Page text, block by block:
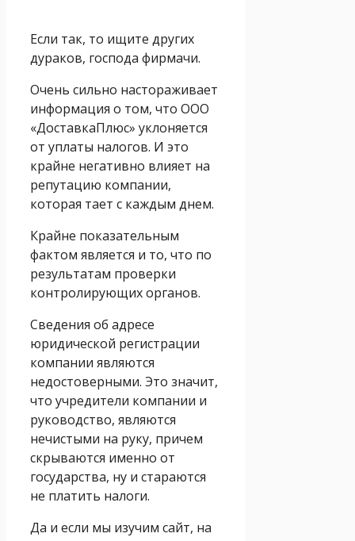
Если так, то ищите других
дураков, господа фирмачи.
Очень сильно настораживает
информация о том, что ООО
«ДоставкаПлюс» уклоняется
от уплаты налогов. И это
крайне негативно влияет на
репутацию компании,
которая тает с каждым днем.
Крайне показательным
фактом является и то, что по
результатам проверки
контролирующих органов.
Сведения об адресе
юридической регистрации
компании являются
недостоверными. Это значит,
что учредители компании и
руководство, являются
нечистыми на руку, причем
скрываются именно от
государства, ну и стараются
не платить налоги.
Да и если мы изучим сайт, на